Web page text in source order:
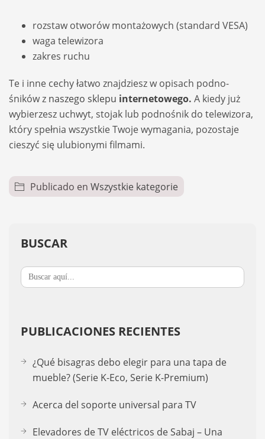
roz­staw otwo­rów mon­ta­żo­wych (stan­dard VESA)
waga tele­wi­zora
zakres ruchu
Te i inne cechy łatwo znaj­dziesz w opi­sach podno­
śników z naszego sklepu inter­ne­to­wego. A kiedy już
wybie­rzesz uchwyt, sto­jak lub podno­śnik do tele­wi­zora,
który speł­nia wszyst­kie Twoje wyma­ga­nia, pozo­staje
cie­szyć się ulu­bio­nymi fil­mami.
Publicado en Wszystkie kategorie
BUSCAR
Buscar:
PUBLICACIONES RECIENTES
¿Qué bisagras debo elegir para una tapa de
mueble? (Serie K-Eco, Serie K-Premium)
Acerca del soporte universal para TV
Elevadores de TV eléctricos de Sabaj – Una